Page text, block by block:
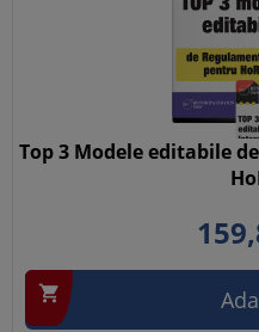
Top 3 Modele editabile
159,
